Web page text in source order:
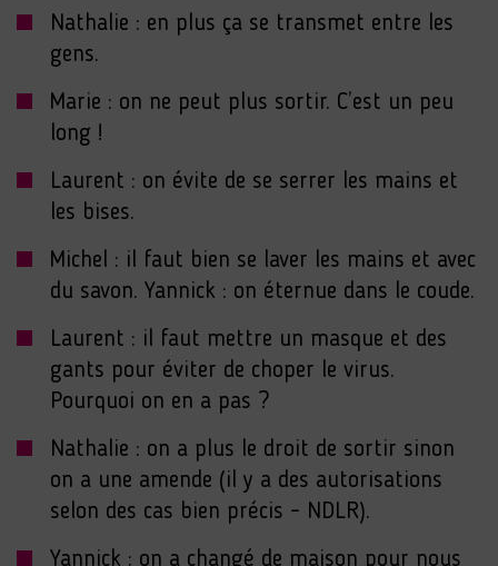
Nathalie : en plus ça se transmet entre les
gens.
Marie : on ne peut plus sortir. C’est un peu
long !
Laurent : on évite de se serrer les mains et
les bises.
Michel : il faut bien se laver les mains et avec
du savon. Yannick : on éternue dans le coude.
Laurent : il faut mettre un masque et des
gants pour éviter de choper le virus.
Pourquoi on en a pas ?
Nathalie : on a plus le droit de sortir sinon
on a une amende (il y a des autorisations
selon des cas bien précis - NDLR).
Yannick : on a changé de maison pour nous